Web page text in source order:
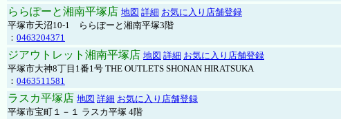
ららぽーと湘南平塚店 地図 詳細 お気に入り店舗登録
平塚市天沼10-1 ららぽーと湘南平塚3階
： 0463204371
ジアウトレット湘南平塚店 地図 詳細 お気に入り店舗登録
平塚市大神8丁目1番1号 THE OUTLETS SHONAN HIRATSUKA
： 0463511581
ラスカ平塚店 地図 詳細 お気に入り店舗登録
平塚市宝町１－１ ラスカ平塚 4階